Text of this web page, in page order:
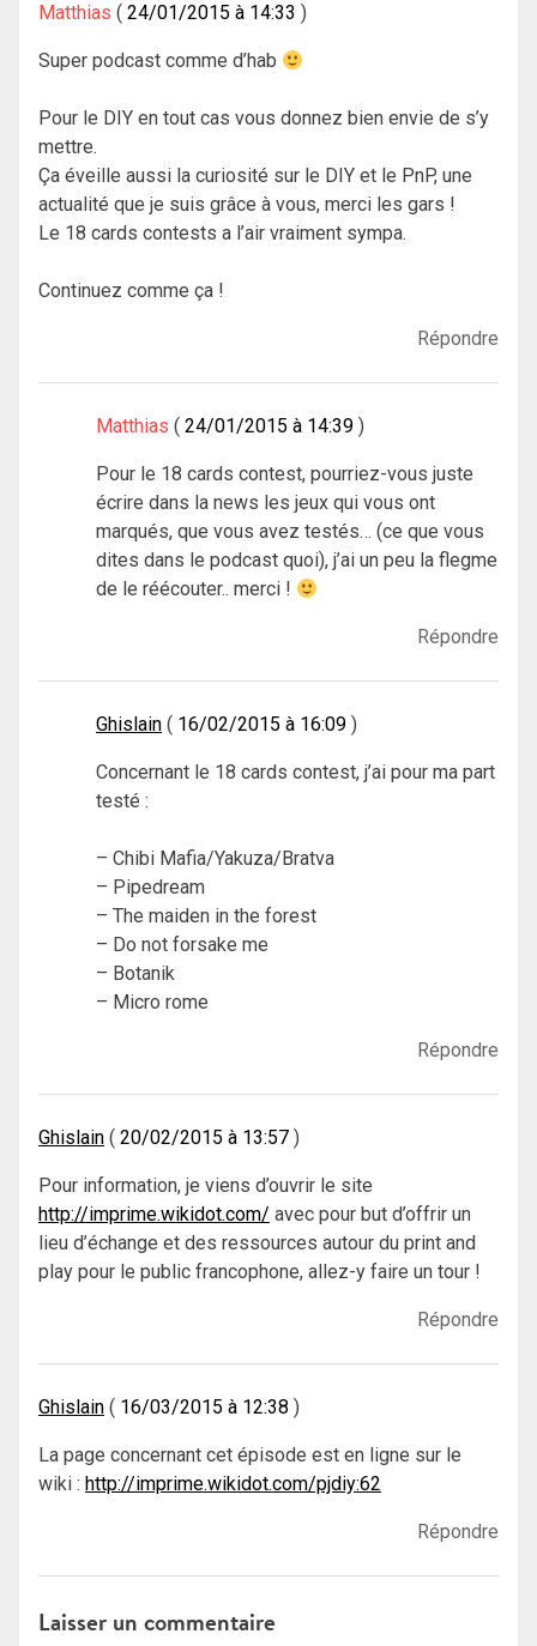
Matthias 24/01/2015 à 14:33
Super podcast comme d’hab
Pour le DIY en tout cas vous donnez bien envie de s’y
mettre.
Ça éveille aussi la curiosité sur le DIY et le PnP, une
actualité que je suis grâce à vous, merci les gars !
Le 18 cards contests a l’air vraiment sympa.
Continuez comme ça !
Répondre
Matthias 24/01/2015 à 14:39
Pour le 18 cards contest, pourriez-vous juste
écrire dans la news les jeux qui vous ont
marqués, que vous avez testés… (ce que vous
dites dans le podcast quoi), j’ai un peu la flegme
de le réécouter.. merci !
Répondre
Ghislain 16/02/2015 à 16:09
Concernant le 18 cards contest, j’ai pour ma part
testé :
– Chibi Mafia/Yakuza/Bratva
– Pipedream
– The maiden in the forest
– Do not forsake me
– Botanik
– Micro rome
Répondre
Ghislain 20/02/2015 à 13:57
Pour information, je viens d’ouvrir le site
http://imprime.wikidot.com/ avec pour but d’offrir un
lieu d’échange et des ressources autour du print and
play pour le public francophone, allez-y faire un tour !
Répondre
Ghislain 16/03/2015 à 12:38
La page concernant cet épisode est en ligne sur le
wiki : http://imprime.wikidot.com/pjdiy:62
Répondre
Laisser un commentaire